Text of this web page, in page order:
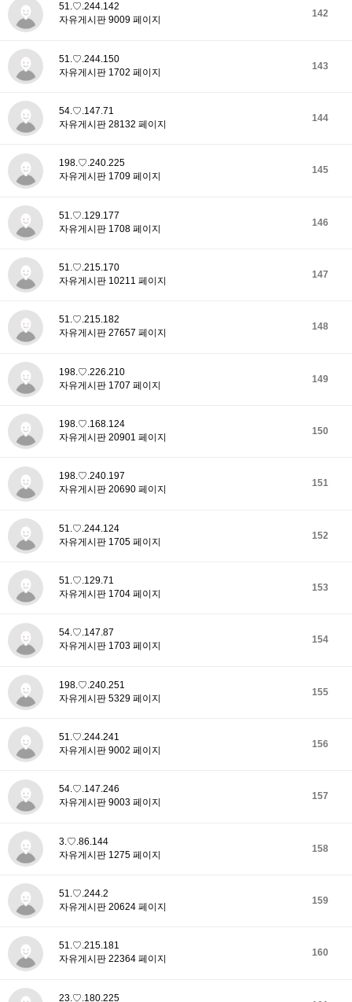
142
51.♡.244.142
자유게시판 9009 페이지
143
51.♡.244.150
자유게시판 1702 페이지
144
54.♡.147.71
자유게시판 28132 페이지
145
198.♡.240.225
자유게시판 1709 페이지
146
51.♡.129.177
자유게시판 1708 페이지
147
51.♡.215.170
자유게시판 10211 페이지
148
51.♡.215.182
자유게시판 27657 페이지
149
198.♡.226.210
자유게시판 1707 페이지
150
198.♡.168.124
자유게시판 20901 페이지
151
198.♡.240.197
자유게시판 20690 페이지
152
51.♡.244.124
자유게시판 1705 페이지
153
51.♡.129.71
자유게시판 1704 페이지
154
54.♡.147.87
자유게시판 1703 페이지
155
198.♡.240.251
자유게시판 5329 페이지
156
51.♡.244.241
자유게시판 9002 페이지
157
54.♡.147.246
자유게시판 9003 페이지
158
3.♡.86.144
자유게시판 1275 페이지
159
51.♡.244.2
자유게시판 20624 페이지
160
51.♡.215.181
자유게시판 22364 페이지
23.♡.180.225